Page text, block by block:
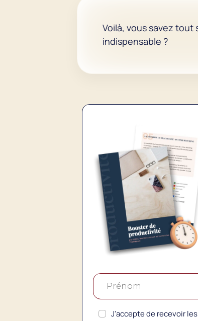
Voilà, vous savez tout
indispensable ?
J'accepte de recevoir